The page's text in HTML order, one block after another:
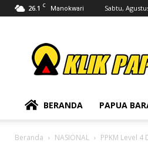
26.1 C Manokwari Sabtu,
BERANDA PAPUA
Beranda NASIONAL PPKM Level